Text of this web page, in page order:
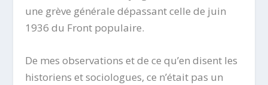
une grève générale dépassant celle de juin
1936 du Front populaire.
De mes observations et de ce qu’en disent les
historiens et sociologues, ce n’était pas un